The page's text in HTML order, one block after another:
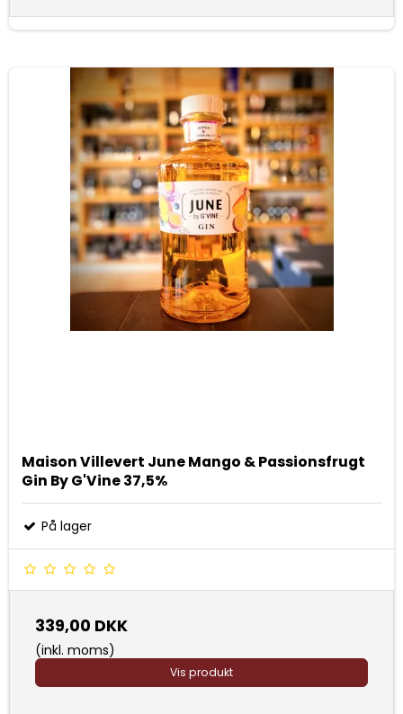
Maison Villevert June Mango & Passionsfrugt
Gin By G'Vine 37,5%
På lager
339,00 DKK
(inkl. moms)
Vis produkt